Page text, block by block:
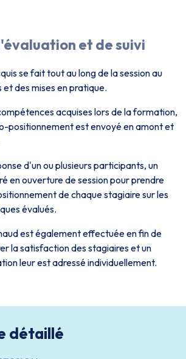
et de suivi
se fait tout au long de la session au
des mises en pratique.
acquises lors de la formation,
positionnement est envoyé en amont et
d'un ou plusieurs participants, un
en ouverture de session pour prendre
de chaque stagiaire sur les
évalués.
est également effectuée en fin de
la satisfaction des stagiaires et un
leur est adressé individuellement.
détaillé